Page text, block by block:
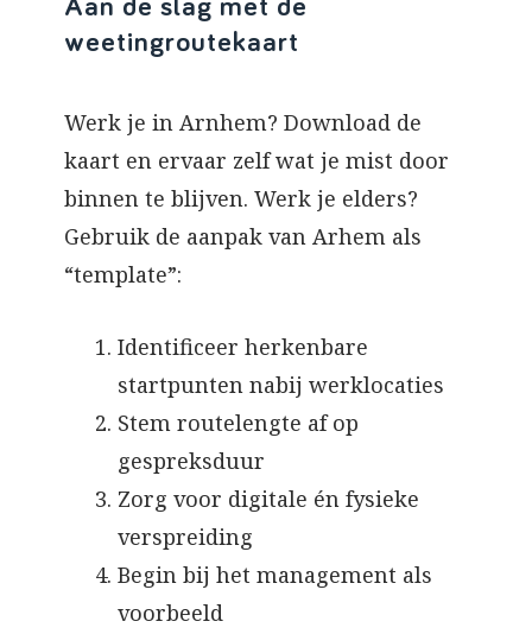
Aan de slag met de
weetingroutekaart
Werk je in Arnhem? Download de
kaart en ervaar zelf wat je mist door
binnen te blijven. Werk je elders?
Gebruik de aanpak van Arhem als
“template”:
Identificeer herkenbare
startpunten nabij werklocaties
Stem routelengte af op
gespreksduur
Zorg voor digitale én fysieke
verspreiding
Begin bij het management als
voorbeeld